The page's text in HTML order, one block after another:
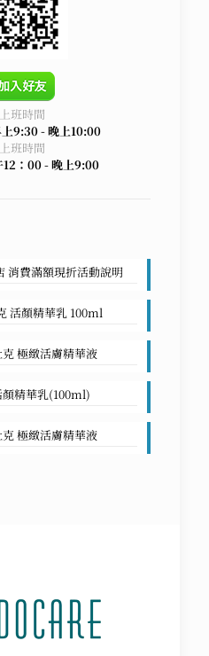
班時間
9:30 - 晚上10:00
班時間
12：00 - 晚上9:00
消費滿額現折活動說明
活顏精華乳 100ml
極緻活膚精華液
精華乳(100ml)
極緻活膚精華液